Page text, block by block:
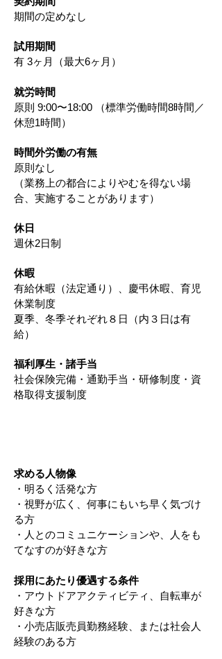
期間の定めなし
試用期間
有 3ヶ月（最大6ヶ月）
​就労時間
原則 9:00〜18:00 （標準労働時間8時間／
休憩1時間）
時間外労働の有無
原則なし
（業務上の都合によりやむを得ない場
合、実施することがあります）
休日
週休2日制
休暇
有給休暇（法定通り）、慶弔休暇、育児
休業制度
夏季、冬季それぞれ８日（内３日は有
給）
福利厚生・諸手当
社会保険完備・通勤手当・研修制度・資
格取得支援制度
求める人物像
・明るく活発な方
・視野が広く、何事にもいち早く気づけ
る方
・人とのコミュニケーションや、人をも
てなすのが好きな方
採用にあたり優遇する条件
・アウトドアアクティビティ、自転車が
好きな方
・小売店販売員勤務経験、または社会人
経験のある方